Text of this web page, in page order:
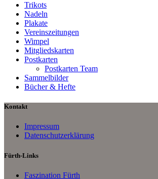
Trikots
Nadeln
Plakate
Vereinszeitungen
Wimpel
Mitgliedskarten
Postkarten
Postkarten Team
Sammelbilder
Bücher & Hefte
Kontakt
Impressum
Datenschutzerklärung
Fürth-Links
Faszination Fürth